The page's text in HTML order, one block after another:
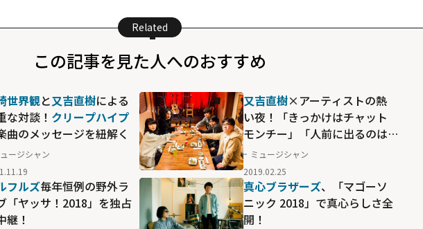
Related
この記事を見た人へのおすすめ
世界観と又吉直樹による
な対談！ クリープハイプ
曲のメッセージを紐解く
ージシャン
又吉直樹×アーティストの熱
い夜！「きっかけはチャット
モンチー」「人前に出るのは
15年ぶり」と衝撃告白も
ミュージシャン
2019.02.25
フルズ毎年恒例の野外ラ
「ヤッサ！2018」を独占
継！
真心ブラザーズ、「マゴーソ
ニック 2018」で真心らしさ全
開！